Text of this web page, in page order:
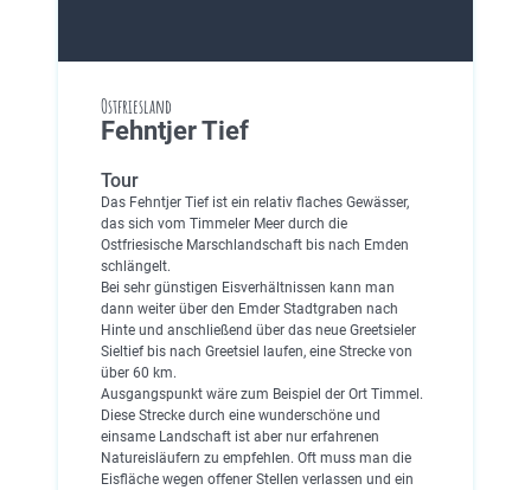
Ostfriesland
Fehntjer Tief
Tour
Das Fehntjer Tief ist ein relativ flaches Gewässer,
das sich vom Timmeler Meer durch die
Ostfriesische Marschlandschaft bis nach Emden
schlängelt.
Bei sehr günstigen Eisverhältnissen kann man
dann weiter über den Emder Stadtgraben nach
Hinte und anschließend über das neue Greetsieler
Sieltief bis nach Greetsiel laufen, eine Strecke von
über 60 km.
Ausgangspunkt wäre zum Beispiel der Ort Timmel.
Diese Strecke durch eine wunderschöne und
einsame Landschaft ist aber nur erfahrenen
Natureisläufern zu empfehlen. Oft muss man die
Eisfläche wegen offener Stellen verlassen und ein